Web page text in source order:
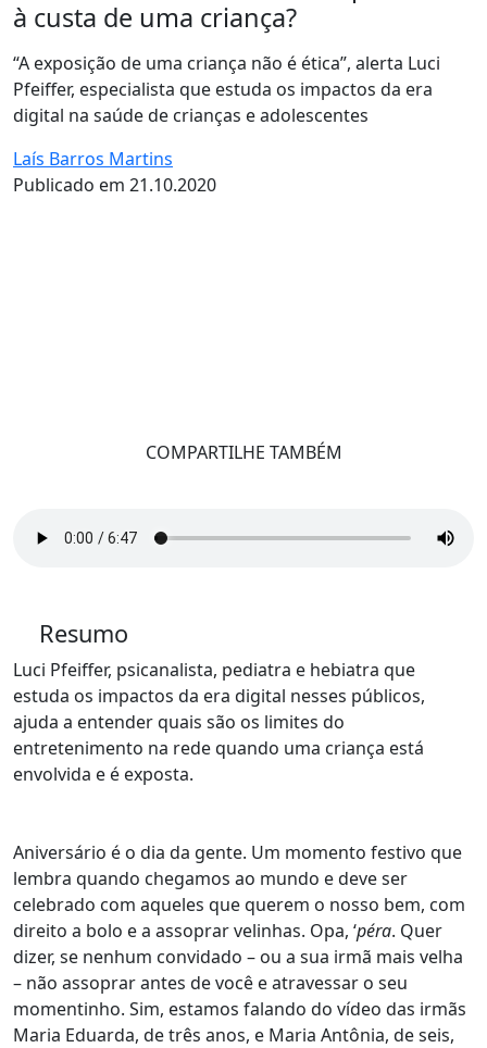
à custa de uma criança?
“A exposição de uma criança não é ética”, alerta Luci
Pfeiffer, especialista que estuda os impactos da era
digital na saúde de crianças e adolescentes
Laís Barros Martins
Publicado em 21.10.2020
COMPARTILHE TAMBÉM
Resumo
Luci Pfeiffer, psicanalista, pediatra e hebiatra que
estuda os impactos da era digital nesses públicos,
ajuda a entender quais são os limites do
entretenimento na rede quando uma criança está
envolvida e é exposta.
Aniversário é o dia da gente. Um momento festivo que
lembra quando chegamos ao mundo e deve ser
celebrado com aqueles que querem o nosso bem, com
direito a bolo e a assoprar velinhas. Opa, ‘péra. Quer
dizer, se nenhum convidado – ou a sua irmã mais velha
– não assoprar antes de você e atravessar o seu
momentinho. Sim, estamos falando do vídeo das irmãs
Maria Eduarda, de três anos, e Maria Antônia, de seis,